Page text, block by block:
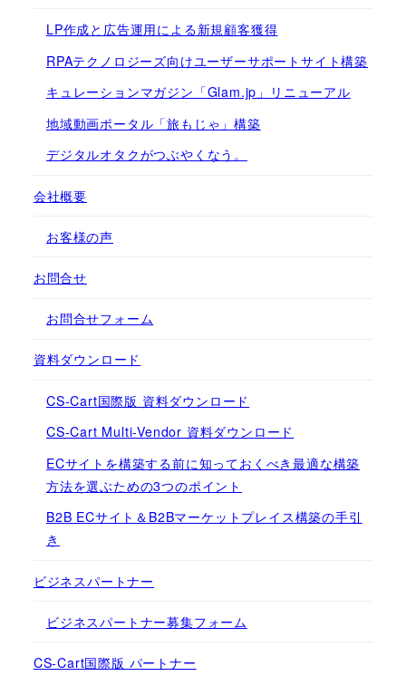
LP作成と広告運用による新規顧客獲得
RPAテクノロジーズ向けユーザーサポートサイト構築
キュレーションマガジン「Glam.jp」リニューアル
地域動画ポータル「旅もじゃ」構築
デジタルオタクがつぶやくなう。
会社概要
お客様の声
お問合せ
お問合せフォーム
資料ダウンロード
CS-Cart国際版 資料ダウンロード
CS-Cart Multi-Vendor 資料ダウンロード
ECサイトを構築する前に知っておくべき最適な構築
方法を選ぶための3つのポイント
B2B ECサイト＆B2Bマーケットプレイス構築の手引
き
ビジネスパートナー
ビジネスパートナー募集フォーム
CS-Cart国際版 パートナー